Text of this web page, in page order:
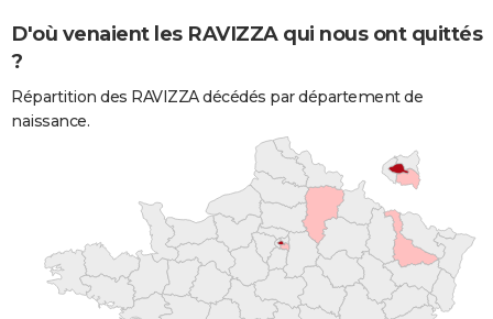
D'où venaient les RAVIZZA qui nous ont quittés
?
Répartition des RAVIZZA décédés par département de
naissance.